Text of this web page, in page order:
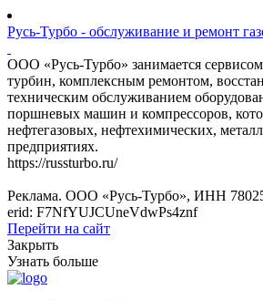
Русь-Турбо - обслуживание и ремонт
ООО «Русь-Турбо» занимается
турбин, комплексным ремонтом,
техническим обслуживанием
поршневых машин и компрессоров,
нефтегазовых, нефтехимических,
предприятиях.
https://russturbo.ru/
Реклама. ООО «Русь-Турбо», ИНН
erid: F7NfYUJCUneVdwPs4znf
Перейти на сайт
Закрыть
Узнать больше